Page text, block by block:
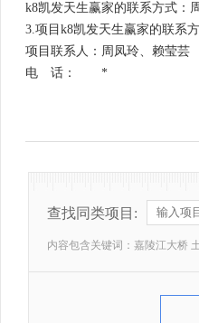
k8凯发天生赢家的
3.项目k8凯发天生赢家的联系
项目联系人：周凤玲、赖莹芸
电 话： *
查找同类项目:
内容包含关键词： 嘉陵江大桥